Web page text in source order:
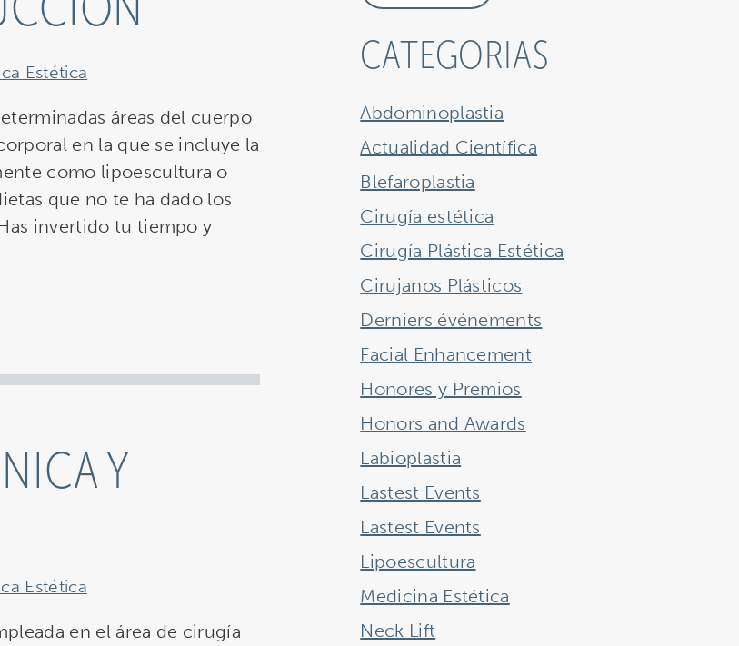
Estética
áreas del cuerpo
en la que se incluye la
como lipoescultura o
que no te ha dado los
invertido tu tiempo y
Y
Estética
en el área de cirugía
CATEGORIAS
Abdominoplastia
Actualidad Científica
Blefaroplastia
Cirugía estética
Cirugía Plástica Estética
Cirujanos Plásticos
Derniers événements
Facial Enhancement
Honores y Premios
Honors and Awards
Labioplastia
Lastest Events
Lastest Events
Lipoescultura
Medicina Estética
Neck Lift